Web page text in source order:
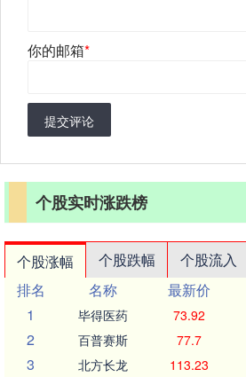
你的邮箱*
提交评论
个股实时涨跌榜
个股涨幅 个股跌幅 个股流入
排名
名称 最新价
1
毕得医药 73.92
2 百普赛斯 77.7
3 北方长龙 113.23